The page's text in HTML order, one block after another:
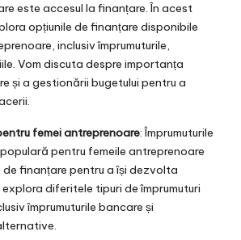
este accesul la finanțare. În acest
opțiunile de finanțare disponibile
inclusiv împrumuturile,
Vom discuta despre importanța
și a gestionării bugetului pentru a
femei antreprenoare: Împrumuturile
pentru femeile antreprenoare
de finanțare pentru a își dezvolta
diferitele tipuri de împrumuturi
împrumuturile bancare și